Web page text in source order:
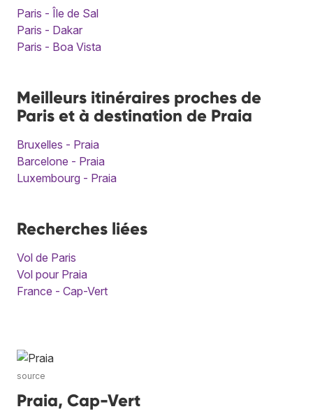
Paris - Île de Sal
Paris - Dakar
Paris - Boa Vista
Meilleurs itinéraires proches de
Paris et à destination de Praia
Bruxelles - Praia
Barcelone - Praia
Luxembourg - Praia
Recherches liées
Vol de Paris
Vol pour Praia
France - Cap-Vert
source
Praia, Cap-Vert